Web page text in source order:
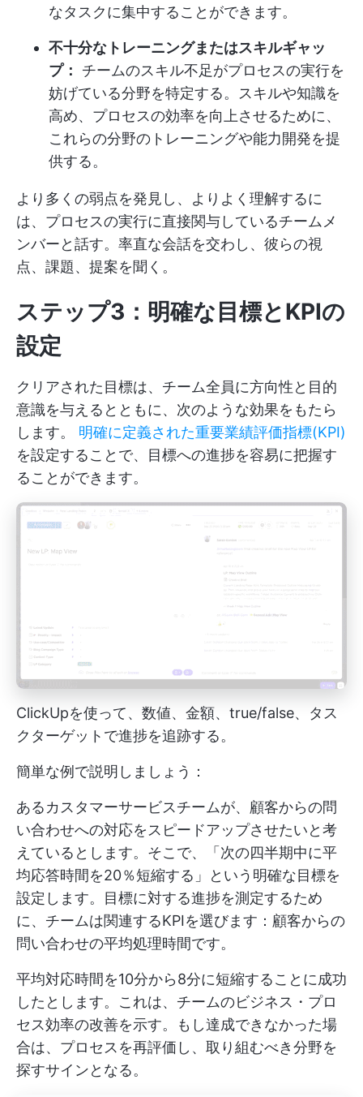
なタスクに集中することができます。
不十分なトレーニングまたはスキルギャッ
プ：
チームのスキル不足がプロセスの実行を
妨げている分野を特定する。スキルや知識を
高め、プロセスの効率を向上させるために、
これらの分野のトレーニングや能力開発を提
供する。
より多くの弱点を発見し、よりよく理解するに
は、プロセスの実行に直接関与しているチームメ
ンバーと話す。率直な会話を交わし、彼らの視
点、課題、提案を聞く。
ステップ3：明確な目標とKPIの
設定
クリアされた目標は、チーム全員に方向性と目的
意識を与えるとともに、次のような効果をもたら
します。 明確に定義された重要業績評価指標(KPI)
を設定することで、目標への進捗を容易に把握す
ることができます。
ClickUpを使って、数値、金額、true/false、タス
クターゲットで進捗を追跡する。
簡単な例で説明しましょう：
あるカスタマーサービスチームが、顧客からの問
い合わせへの対応をスピードアップさせたいと考
えているとします。そこで、「次の四半期中に平
均応答時間を20％短縮する」という明確な目標を
設定します。目標に対する進捗を測定するため
に、チームは関連するKPIを選びます：顧客からの
問い合わせの平均処理時間です。
平均対応時間を10分から8分に短縮することに成功
したとします。これは、チームのビジネス・プロ
セス効率の改善を示す。もし達成できなかった場
合は、プロセスを再評価し、取り組むべき分野を
探すサインとなる。